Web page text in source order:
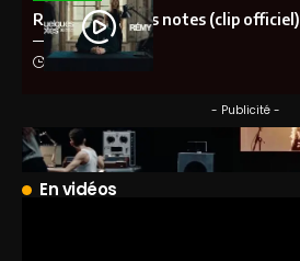
Rémy – Quelques notes (clip officiel)
il y a 2 mois
- Publicité -
En vidéos